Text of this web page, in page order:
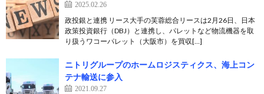
2025.02.26
政投銀と連携 リース大手の芙蓉総合リースは2月26日、日本
政策投資銀行（DBJ）と連携し、パレットなど物流機器を取
り扱うワコーパレット（大阪市）を買収[…]
ニトリグループのホームロジスティクス、海上コン
テナ輸送に参入
2021.09.27